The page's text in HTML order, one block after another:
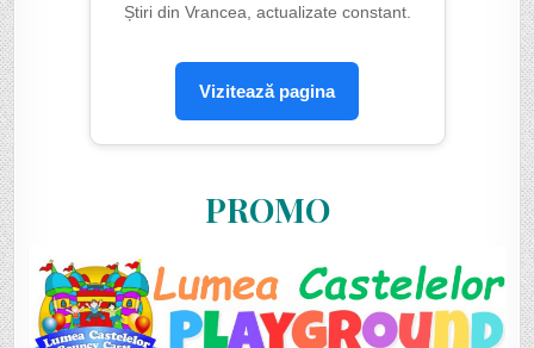
Știri din Vrancea, actualizate constant.
Vizitează pagina
PROMO